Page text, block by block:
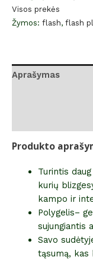
Visos prekės
Žymos: flash, flash
Aprašymas
Produkto
Turintis
kurių
kampo ir
Polygelis–
sujungiantis
Savo
tąsumą, kas